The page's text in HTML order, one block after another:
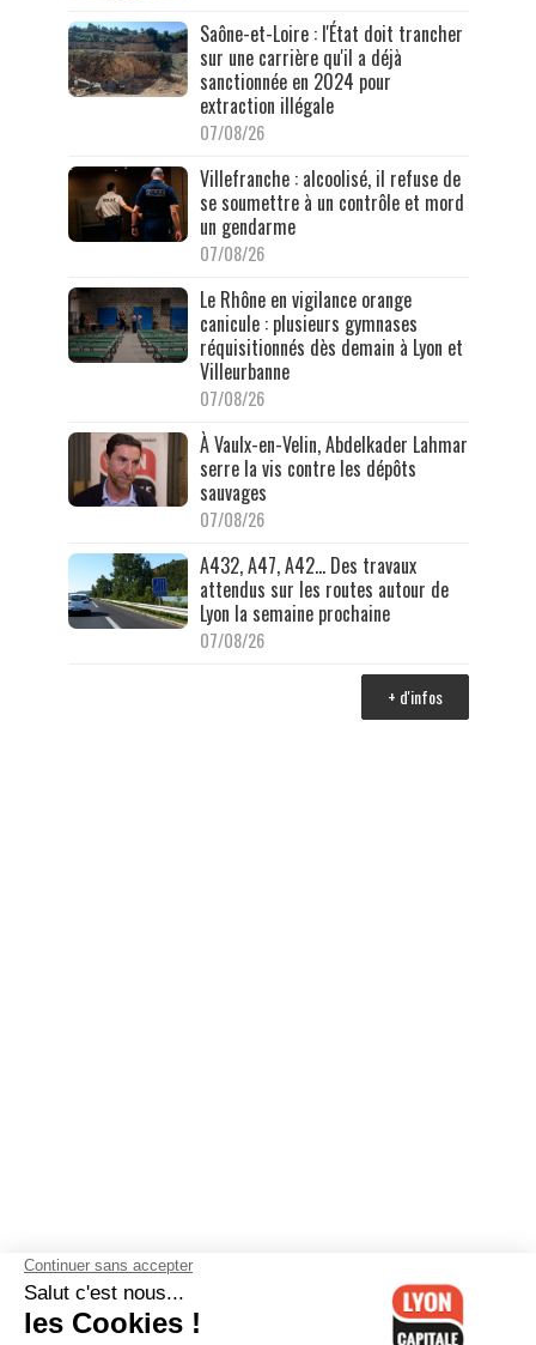
Saône-et-Loire : l'État doit trancher
sur une carrière qu'il a déjà
sanctionnée en 2024 pour
extraction illégale
07/08/26
Villefranche : alcoolisé, il refuse de
se soumettre à un contrôle et mord
un gendarme
07/08/26
Le Rhône en vigilance orange
canicule : plusieurs gymnases
réquisitionnés dès demain à Lyon et
Villeurbanne
07/08/26
À Vaulx-en-Velin, Abdelkader Lahmar
serre la vis contre les dépôts
sauvages
07/08/26
A432, A47, A42… Des travaux
attendus sur les routes autour de
Lyon la semaine prochaine
07/08/26
+ d'infos